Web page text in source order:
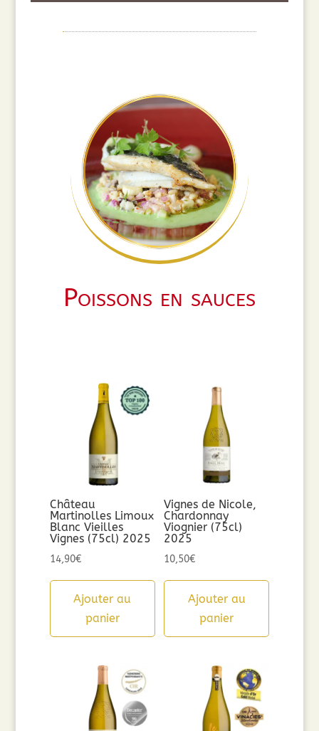
Poissons en sauces
Château
Martinolles Limoux
Blanc Vieilles
Vignes (75cl) 2025
14,90€
Ajouter au
panier
Vignes de Nicole,
Chardonnay
Viognier (75cl)
2025
10,50€
Ajouter au
panier